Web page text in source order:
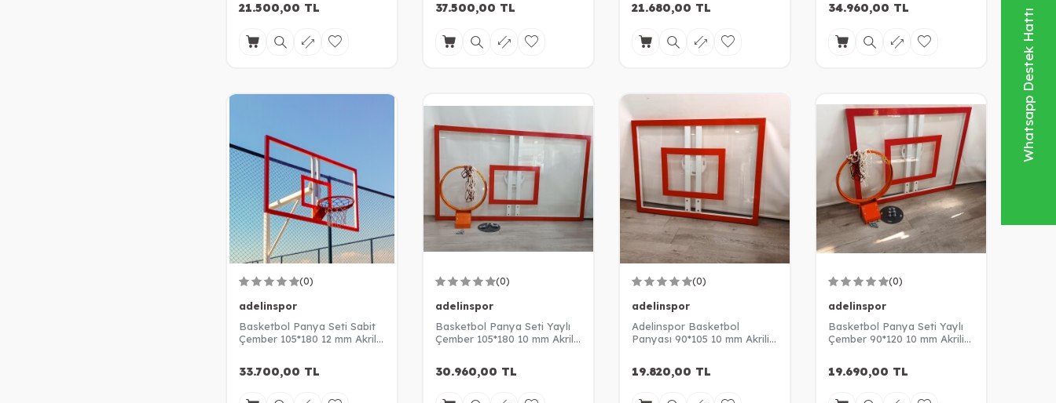
Whatsapp Destek Hattı
21.500,00 TL 37.500,00 TL 21.680,00 TL 34.960,00 TL
(0)
adelinspor
Basketbol Panya Seti Sabit
Çember 105*180 12 mm Akrilik
33.700,00 TL
(0)
adelinspor
Basketbol Panya Seti Yaylı
Çember 105*180 10 mm Akrilik
30.960,00 TL
(0)
adelinspor
Adelinspor Basketbol
Panyası 90*105 10 mm Akrilik
19.820,00 TL
(0)
adelinspor
Basketbol Panya Seti Yaylı
Çember 90*120 10 mm Akrilik
19.690,00 TL